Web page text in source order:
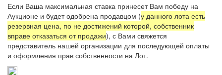
Если Ваша максимальная ставка принесет Вам победу на
Аукционе и будет одобрена продавцом (у данного лота есть
резервная цена, по не достижений которой, собственник
вправе отказаться от продажи), с Вами свяжется
представитель нашей организации для последующей оплаты
и оформления прав собственности на Лот.